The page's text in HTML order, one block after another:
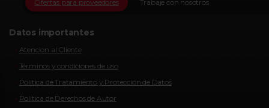
Trabaje con nosotros
Ofertas para proveedores
Datos importantes
Atencion al Cliente
Términos y condiciones de uso
Política de Tratamiento y Protección de Datos
Política de Derechos de Autor